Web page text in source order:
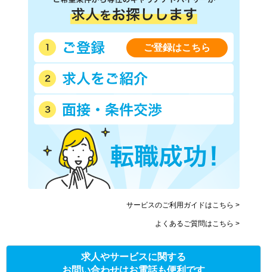
ご登録はこちら
サービスのご利用ガイドはこちら >
よくあるご質問はこちら >
求人やサービスに関する